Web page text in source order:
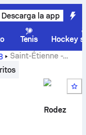
Descarga la app
Tenis
Hockey
Saint-Étienne-
Rodez